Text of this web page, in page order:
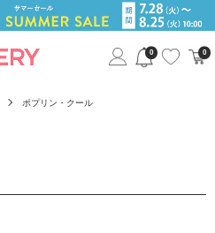
0 0
ポプリン・クール